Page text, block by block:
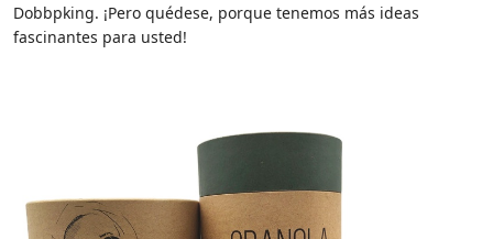
Dobbpking. ¡Pero quédese, porque tenemos más ideas
fascinantes para usted!